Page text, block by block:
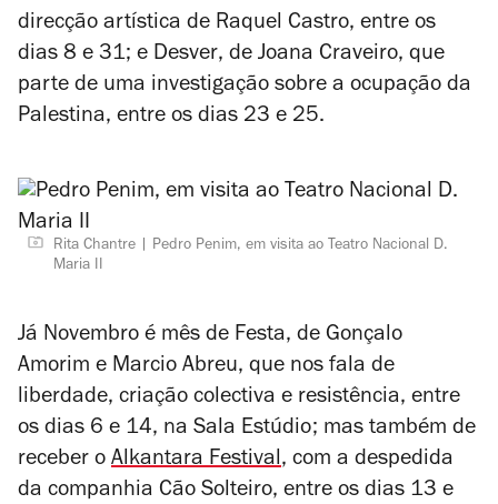
direcção artística de Raquel Castro, entre os
dias 8 e 31; e Desver, de Joana Craveiro, que
parte de uma investigação sobre a ocupação da
Palestina, entre os dias 23 e 25.
Rita Chantre
Pedro Penim, em visita ao Teatro Nacional D.
Maria II
Já Novembro é mês de Festa, de Gonçalo
Amorim e Marcio Abreu, que nos fala de
liberdade, criação colectiva e resistência, entre
os dias 6 e 14, na Sala Estúdio; mas também de
receber o Alkantara Festival, com a despedida
da companhia Cão Solteiro, entre os dias 13 e